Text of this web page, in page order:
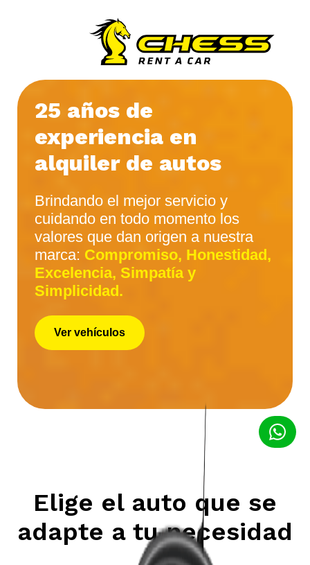
25 años de
experiencia en
alquiler de autos
Brindando el mejor servicio y
cuidando en todo momento los
valores que dan origen a nuestra
marca: Compromiso, Honestidad,
Excelencia, Simpatía y
Simplicidad.
Ver vehículos
Elige el auto que se
adapte a tu necesidad